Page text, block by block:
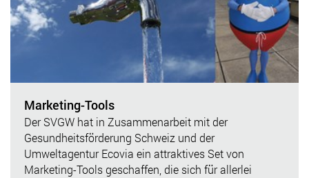
Marketing-Tools
Der SVGW hat in Zusammenarbeit mit der
Gesundheitsförderung Schweiz und der
Umweltagentur Ecovia ein attraktives Set von
Marketing-Tools geschaffen, die sich für allerlei